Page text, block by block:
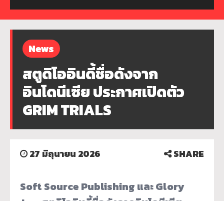
News
สตูดิโออินดี้ชื่อดังจาก
อินโดนีเซีย ประกาศเปิดตัว
GRIM TRIALS
27 มิถุนายน 2026 SHARE
Soft Source Publishing และ Glory